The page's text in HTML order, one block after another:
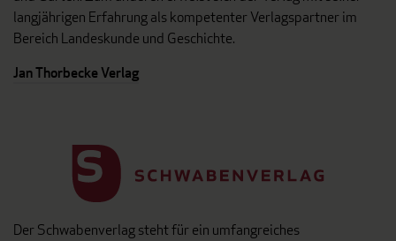
langjährigen Erfahrung als kompetenter Verlagspartner im
Bereich Landeskunde und Geschichte.
Jan Thorbecke Verlag
Der Schwabenverlag steht für ein umfangreiches